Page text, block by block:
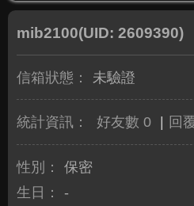
mib2100(UID: 2609390)
信箱狀態： 未驗證
統計資訊： 好友數 0 回
性別：
保密
生日：
-